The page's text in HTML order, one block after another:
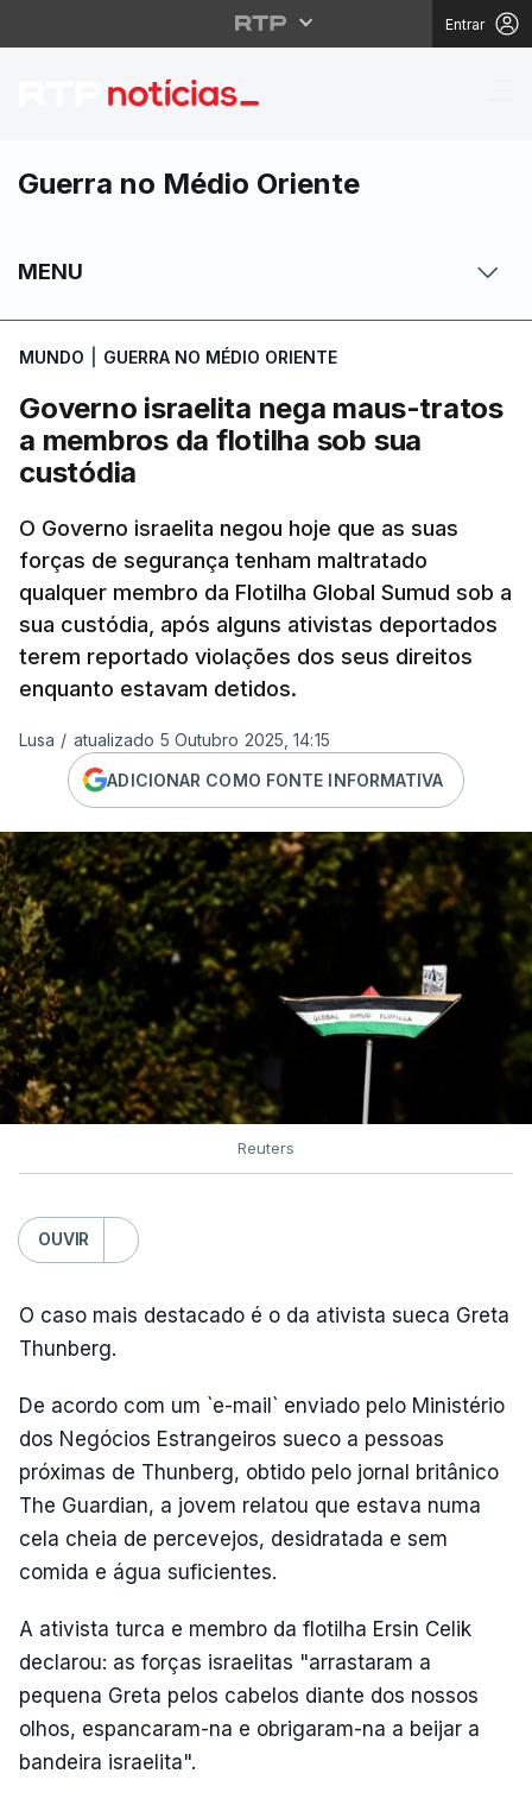
Entrar
Governo israelita
Guerra no Médio Oriente
MENU
MUNDO GUERRA NO MÉDIO ORIENTE
Governo israelita nega maus-tratos
a membros da flotilha sob sua
custódia
O Governo israelita negou hoje que as suas
forças de segurança tenham maltratado
qualquer membro da Flotilha Global Sumud sob a
sua custódia, após alguns ativistas deportados
terem reportado violações dos seus direitos
enquanto estavam detidos.
Lusa / atualizado 5 Outubro 2025, 14:15
ADICIONAR COMO FONTE INFORMATIVA
Reuters
OUVIR
O caso mais destacado é o da ativista sueca Greta
Thunberg.
De acordo com um `e-mail` enviado pelo Ministério
dos Negócios Estrangeiros sueco a pessoas
próximas de Thunberg, obtido pelo jornal britânico
The Guardian, a jovem relatou que estava numa
cela cheia de percevejos, desidratada e sem
comida e água suficientes.
A ativista turca e membro da flotilha Ersin Celik
declarou: as forças israelitas "arrastaram a
pequena Greta pelos cabelos diante dos nossos
olhos, espancaram-na e obrigaram-na a beijar a
bandeira israelita".